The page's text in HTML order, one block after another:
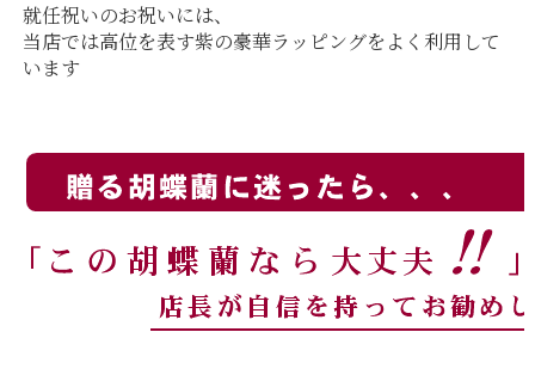
就任祝いのお祝いには、
当店では高位を表す紫の豪華ラッピングをよく利用して
います